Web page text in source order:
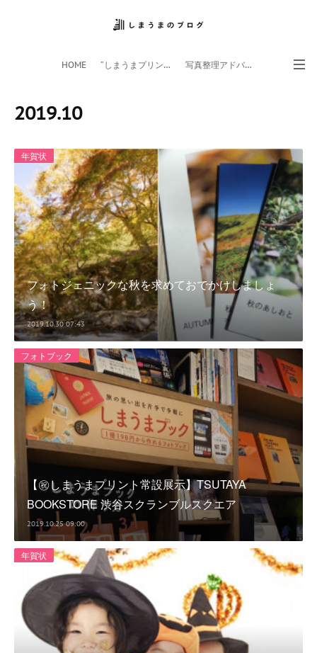
HOME ”しまうまプリント”サイト 写真整理アドバイザー
2019.10
年賀状
フォトジェニックな秋を求めておでかけしましょ
う！
2019.10.30 07:43
フォトブック
【㊗しまうまプリント常設展示】TSUTAYA
BOOKSTORE 渋谷スクランブルスクエア
2019.10.25 09:00
年賀状